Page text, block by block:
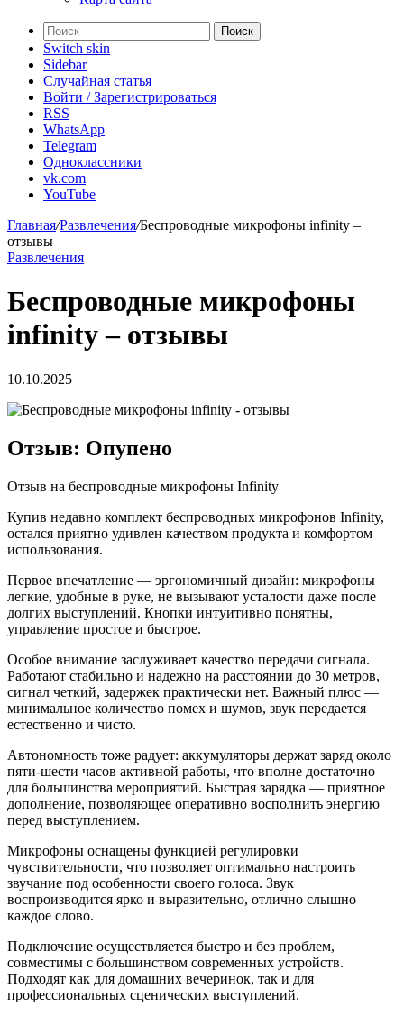
Поиск
Switch skin
Sidebar
Случайная статья
Войти / Зарегистрироваться
RSS
WhatsApp
Telegram
Одноклассники
vk.com
YouTube
Главная/Развлечения/Беспроводные микрофоны infinity –
отзывы
Развлечения
Беспроводные микрофоны
infinity – отзывы
10.10.2025
Отзыв: Опупено
Отзыв на беспроводные микрофоны Infinity
Купив недавно комплект беспроводных микрофонов Infinity,
остался приятно удивлен качеством продукта и комфортом
использования.
Первое впечатление — эргономичный дизайн: микрофоны
легкие, удобные в руке, не вызывают усталости даже после
долгих выступлений. Кнопки интуитивно понятны,
управление простое и быстрое.
Особое внимание заслуживает качество передачи сигнала.
Работают стабильно и надежно на расстоянии до 30 метров,
сигнал четкий, задержек практически нет. Важный плюс —
минимальное количество помех и шумов, звук передается
естественно и чисто.
Автономность тоже радует: аккумуляторы держат заряд около
пяти-шести часов активной работы, что вполне достаточно
для большинства мероприятий. Быстрая зарядка — приятное
дополнение, позволяющее оперативно восполнить энергию
перед выступлением.
Микрофоны оснащены функцией регулировки
чувствительности, что позволяет оптимально настроить
звучание под особенности своего голоса. Звук
воспроизводится ярко и выразительно, отлично слышно
каждое слово.
Подключение осуществляется быстро и без проблем,
совместимы с большинством современных устройств.
Подходят как для домашних вечеринок, так и для
профессиональных сценических выступлений.